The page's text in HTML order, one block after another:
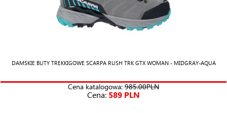
DAMSKIE BUTY TREKKIGOWE SCARPA RUSH TRK GTX WOMAN - MIDGRAY-AQUA
Cena katalogowa: 985.00PLN
Cena: 589 PLN